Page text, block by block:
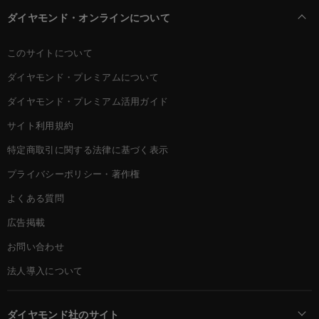
ダイヤモンド・オンラインについて
このサイトについて
ダイヤモンド・プレミアムについて
ダイヤモンド・プレミアム活用ガイド
サイト利用規約
特定商取引に関する法律に基づく表示
プライバシーポリシー・著作権
よくある質問
広告掲載
お問い合わせ
法人導入について
ダイヤモンド社のサイト